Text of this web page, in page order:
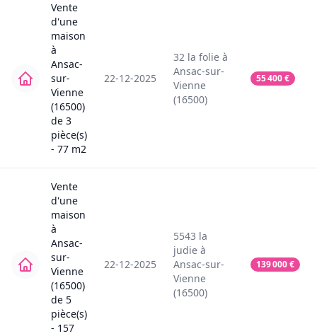
Vente
d'une
maison
à
Ansac-
sur-
Vienne
(16500)
de 3
pièce(s)
- 77 m2
22-12-2025
32 la folie à
Ansac-sur-
Vienne
(16500)
55 400€
Vente
d'une
maison
à
Ansac-
sur-
Vienne
(16500)
de 5
pièce(s)
- 157
22-12-2025
5543 la
judie à
Ansac-sur-
Vienne
(16500)
139 000€